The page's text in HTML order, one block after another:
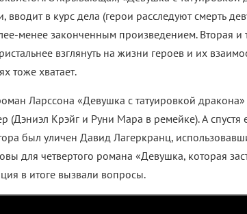
вводит в курс дела (герои расследуют смерть
менее законченным произведением. Вторая
взглянуть на жизни героев и их
тоже хватает.
Ларссона «Девушка с татуировкой дракона»
(Дэниэл Крэйг и Руни Мара в ремейке). А спустя
был уличен Давид Лагеркранц,
для четвертого романа «Девушка, которая
в итоге вызвали вопросы.